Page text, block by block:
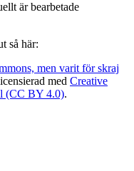
är bearbetade
så här:
men varit för skraj
med Creative
(CC BY 4.0).